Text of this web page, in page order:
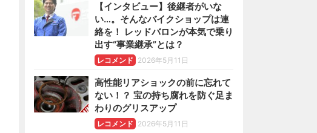
【インタビュー】後継者がいな
い…。そんなバイクショップは連
絡を！ レッドバロンが本気で乗り
出す“事業継承”とは？
レコメンド 2026年5月11日
高性能リアショックの前に忘れて
ない！？ 宝の持ち腐れを防ぐ足ま
わりのグリスアップ
レコメンド 2026年5月11日